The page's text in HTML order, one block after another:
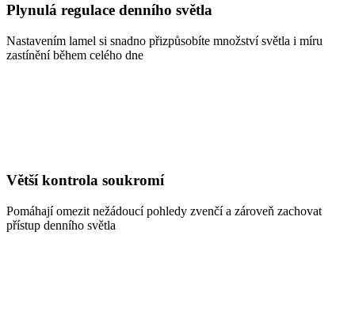
Plynulá regulace denního světla
Nastavením lamel si snadno přizpůsobíte množství světla i míru
zastínění během celého dne
Větší kontrola soukromí
Pomáhají omezit nežádoucí pohledy zvenčí a zároveň zachovat
přístup denního světla